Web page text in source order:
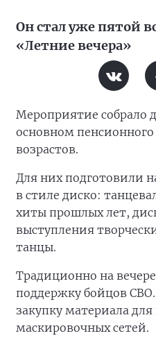
Он стал уже пятой
«Летние вечера»
Мероприятие собрало
основном
возрастов.
Для них подготовили
в стиле диско:
хиты прошлых лет,
выступления
танцы.
Традиционно на
поддержку бойцов
закупку материала
маскировочных сетей.